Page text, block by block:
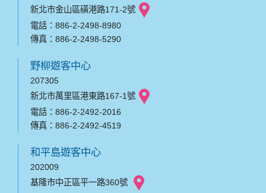
新北市金山區磺港路171-2號
電話：886-2-2498-8980
傳真：886-2-2498-5290
野柳遊客中心
207305
新北市萬里區港東路167-1號
電話：886-2-2492-2016
傳真：886-2-2492-4519
和平島遊客中心
202009
基隆市中正區平一路360號